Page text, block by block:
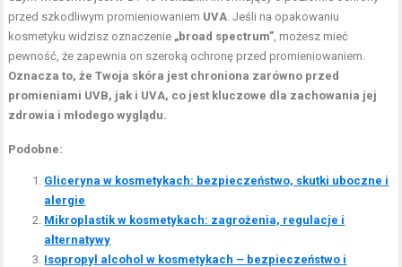
przed szkodliwym promieniowaniem UVA . Jeśli na opakowaniu
kosmetyku widzisz oznaczenie „broad spectrum” , możesz mieć
pewność, że zapewnia on szeroką ochronę przed promieniowaniem.
Oznacza to, że Twoja skóra jest chroniona zarówno przed
promieniami UVB, jak i UVA, co jest kluczowe dla zachowania jej
zdrowia i młodego wyglądu.
Podobne:
Gliceryna w kosmetykach: bezpieczeństwo, skutki uboczne i
alergie
Mikroplastik w kosmetykach: zagrożenia, regulacje i
alternatywy
Isopropyl alcohol w kosmetykach – bezpieczeństwo i